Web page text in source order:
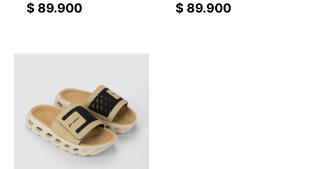
$ 89.900 $ 89.900